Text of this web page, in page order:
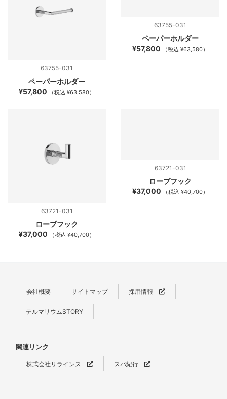
63755-031
ペーパーホルダー
¥57,800
（税込 ¥63,580）
63755-031
ペーパーホルダー
¥57,800
（税込 ¥63,580）
63721-031
ローブフック
¥37,000
（税込 ¥40,700）
63721-031
ローブフック
¥37,000
（税込 ¥40,700）
会社概要 サイトマップ 採用情報
テルマリウムSTORY
関連リンク
株式会社リラインス スパ紀行